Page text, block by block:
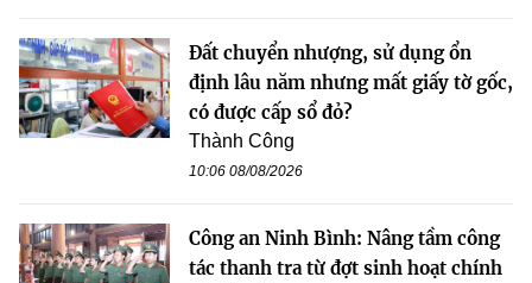
Đất chuyển nhượng, sử dụng ổn
định lâu năm nhưng mất giấy tờ gốc,
có được cấp sổ đỏ?
Thành Công
10:06 08/08/2026
Công an Ninh Bình: Nâng tầm công
tác thanh tra từ đợt sinh hoạt chính